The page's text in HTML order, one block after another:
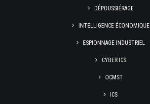
DÉPOUSSIÉRAGE
INTELLIGENCE ÉCONOMIQUE
ESPIONNAGE INDUSTRIEL
CYBER ICS
OCMST
ICS